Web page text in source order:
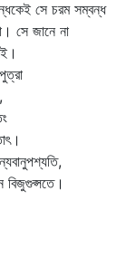
সে চরম সম্বন্ধ
সে জানে না